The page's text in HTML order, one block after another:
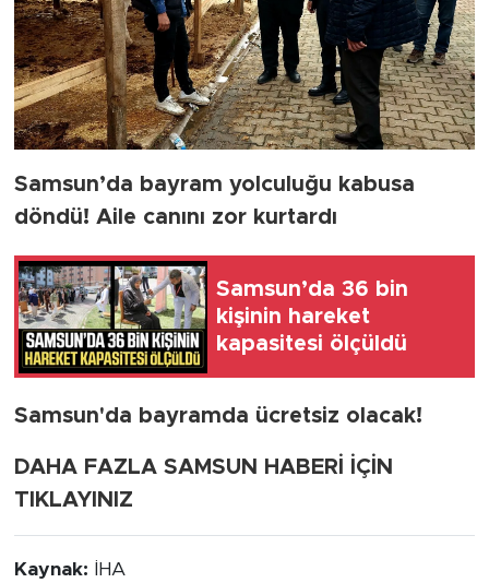
Samsun’da bayram yolculuğu kabusa
döndü! Aile canını zor kurtardı
Samsun’da 36 bin
kişinin hareket
kapasitesi ölçüldü
Samsun'da bayramda ücretsiz olacak!
DAHA FAZLA SAMSUN HABERİ İÇİN
TIKLAYINIZ
Kaynak: İHA